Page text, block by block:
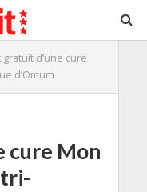
gratuit d’une cure
d’Omum
cure Mon